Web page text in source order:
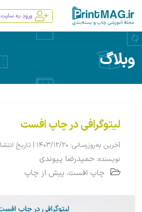
ورود به سایت
وبلاگ
لیتوگرافی در چاپ افست
آخرین به‌روزرسانی: ۱۴۰۳/۱۲/۲۰ | تاریخ انتشار: ۱۳۹۹/۰۷/۰۵
نویسنده: حمیدرضا پیوندی
چاپ افست، پیش از چاپ